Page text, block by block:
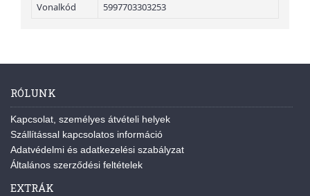
Vonalkód 5997703303253
RÓLUNK
Kapcsolat, személyes átvételi helyek
Szállítással kapcsolatos információ
Adatvédelmi és adatkezelési szabályzat
Általános szerződési feltételek
EXTRÁK